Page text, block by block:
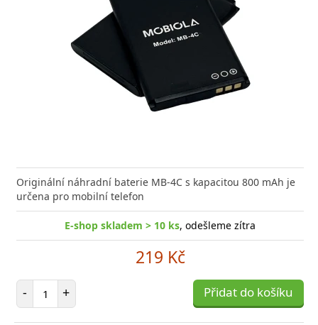
Originální náhradní baterie MB-4C s kapacitou 800 mAh je
určena pro mobilní telefon
E-shop skladem > 10 ks, odešleme zítra
219 Kč
- Počet položek
+ Přidat do košíku